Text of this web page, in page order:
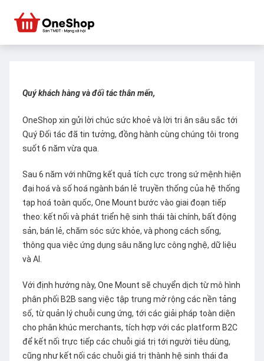
Quý khách hàng và đối tác thân mến,
OneShop xin gửi lời chúc sức khoẻ và lời tri ân sâu sắc tới
Quý Đối tác đã tin tưởng, đồng hành cùng chúng tôi trong
suốt 6 năm vừa qua.
Sau 6 năm với những kết quả tích cực trong sứ mệnh hiện
đại hoá và số hoá ngành bán lẻ truyền thống của hệ thống
tạp hoá toàn quốc, One Mount bước vào giai đoạn tiếp
theo: kết nối và phát triển hệ sinh thái tài chính, bất động
sản, bán lẻ, chăm sóc sức khỏe, và phong cách sống,
thông qua việc ứng dụng sâu năng lực công nghệ, dữ liệu
và AI.
Với định hướng này, One Mount sẽ chuyển dịch từ mô hình
phân phối B2B sang việc tập trung mở rộng các nền tảng
số, từ quản lý chuỗi cung ứng, tới các giải pháp toàn diện
cho phân khúc merchants, tích hợp với các platform B2C
để kết nối trực tiếp các chuỗi giá trị tới người tiêu dùng,
cũng như kết nối các chuỗi giá trị thành hệ sinh thái đa